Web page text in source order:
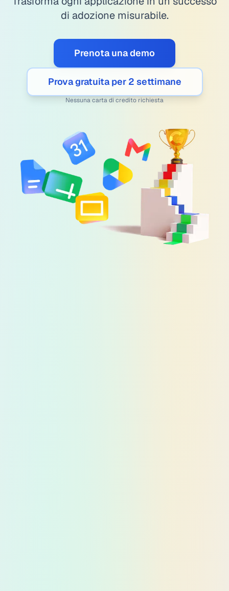
di adozione misurabile.
Prenota una demo
Prova gratuita per 2 settimane
Nessuna carta di credito richiesta